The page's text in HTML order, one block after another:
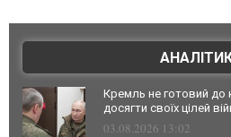
Кремль не готовий до
досягти своїх цілей
03.08.2026 13:02